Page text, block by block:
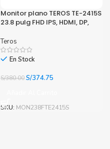
Monitor plano TEROS TE-2415S
23.8 pulg FHD IPS, HDMI, DP,
Teros
En Stock
S/380.00El
era:
S/374.75
es:
SKU: MON238FTE2415S